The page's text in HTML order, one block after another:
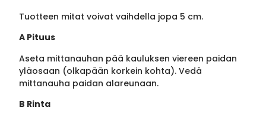
Tuotteen mitat voivat vaihdella jopa 5 cm.
A Pituus
Aseta mittanauhan pää kauluksen viereen paidan
yläosaan (olkapään korkein kohta). Vedä
mittanauha paidan alareunaan.
B Rinta